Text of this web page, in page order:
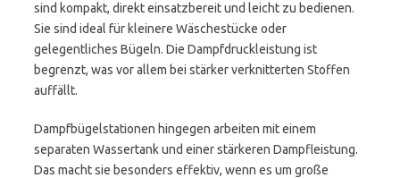
sind kompakt, direkt einsatzbereit und leicht zu bedienen.
Sie sind ideal für kleinere Wäschestücke oder
gelegentliches Bügeln. Die Dampfdruckleistung ist
begrenzt, was vor allem bei stärker verknitterten Stoffen
auffällt.
Dampfbügelstationen hingegen arbeiten mit einem
separaten Wassertank und einer stärkeren Dampfleistung.
Das macht sie besonders effektiv, wenn es um große